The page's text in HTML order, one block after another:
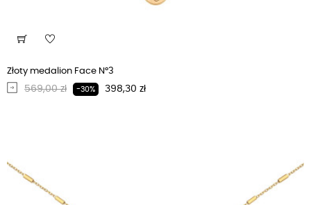
Złoty medalion Face N°3
Regularna cena
569,00 zł -30% Cena
398,30 zł